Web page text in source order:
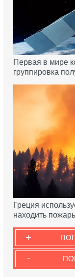
Первая в мире
группировка
Греция
находить
+
-